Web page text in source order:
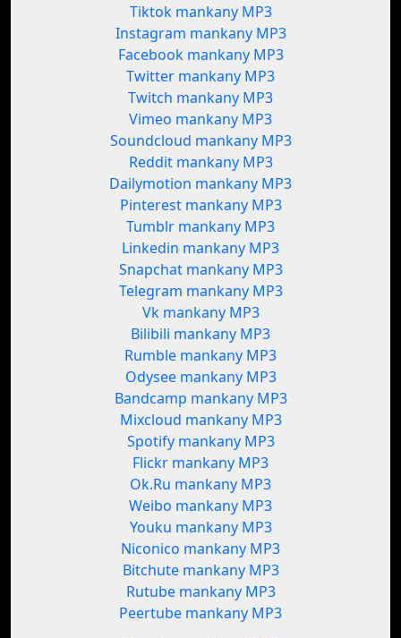
Tiktok mankany MP3
Instagram mankany MP3
Facebook mankany MP3
Twitter mankany MP3
Twitch mankany MP3
Vimeo mankany MP3
Soundcloud mankany MP3
Reddit mankany MP3
Dailymotion mankany MP3
Pinterest mankany MP3
Tumblr mankany MP3
Linkedin mankany MP3
Snapchat mankany MP3
Telegram mankany MP3
Vk mankany MP3
Bilibili mankany MP3
Rumble mankany MP3
Odysee mankany MP3
Bandcamp mankany MP3
Mixcloud mankany MP3
Spotify mankany MP3
Flickr mankany MP3
Ok.Ru mankany MP3
Weibo mankany MP3
Youku mankany MP3
Niconico mankany MP3
Bitchute mankany MP3
Rutube mankany MP3
Peertube mankany MP3